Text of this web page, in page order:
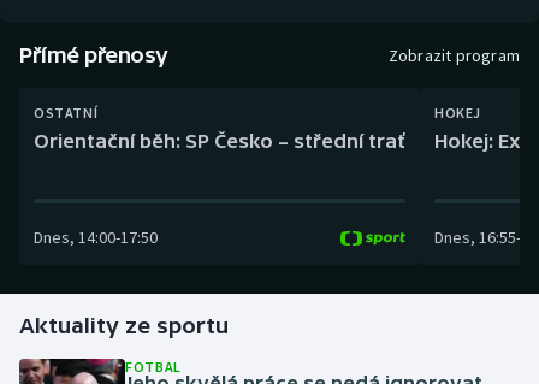
Curling
Dostihy
Gymnastika
Přímé přenosy Zobrazit program
OSTATNÍ
Orientační běh: SP Česko – střední trať
Dnes, 14:00-17:50
HOKEJ
Hokej:
Dnes, 16:55-
Aktuality ze sportu
FOTBAL